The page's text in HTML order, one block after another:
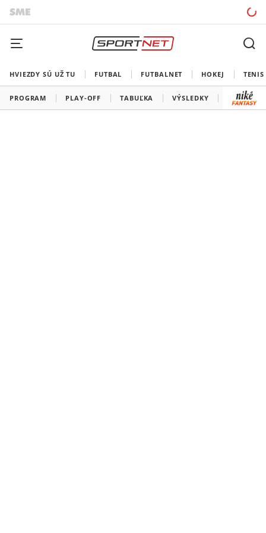
HVIEZDY SÚ UŽ TU FUTBAL FUTBALNET HOKEJ TENIS
PROGRAM PLAY-OFF TABUĽKA VÝSLEDKY ŠK